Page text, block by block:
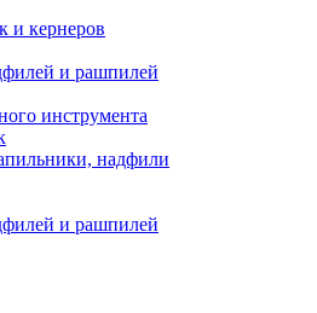
и кернеров
и рашпилей
инструмента
надфили
и рашпилей